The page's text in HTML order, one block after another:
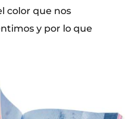
color que nos
y por lo que